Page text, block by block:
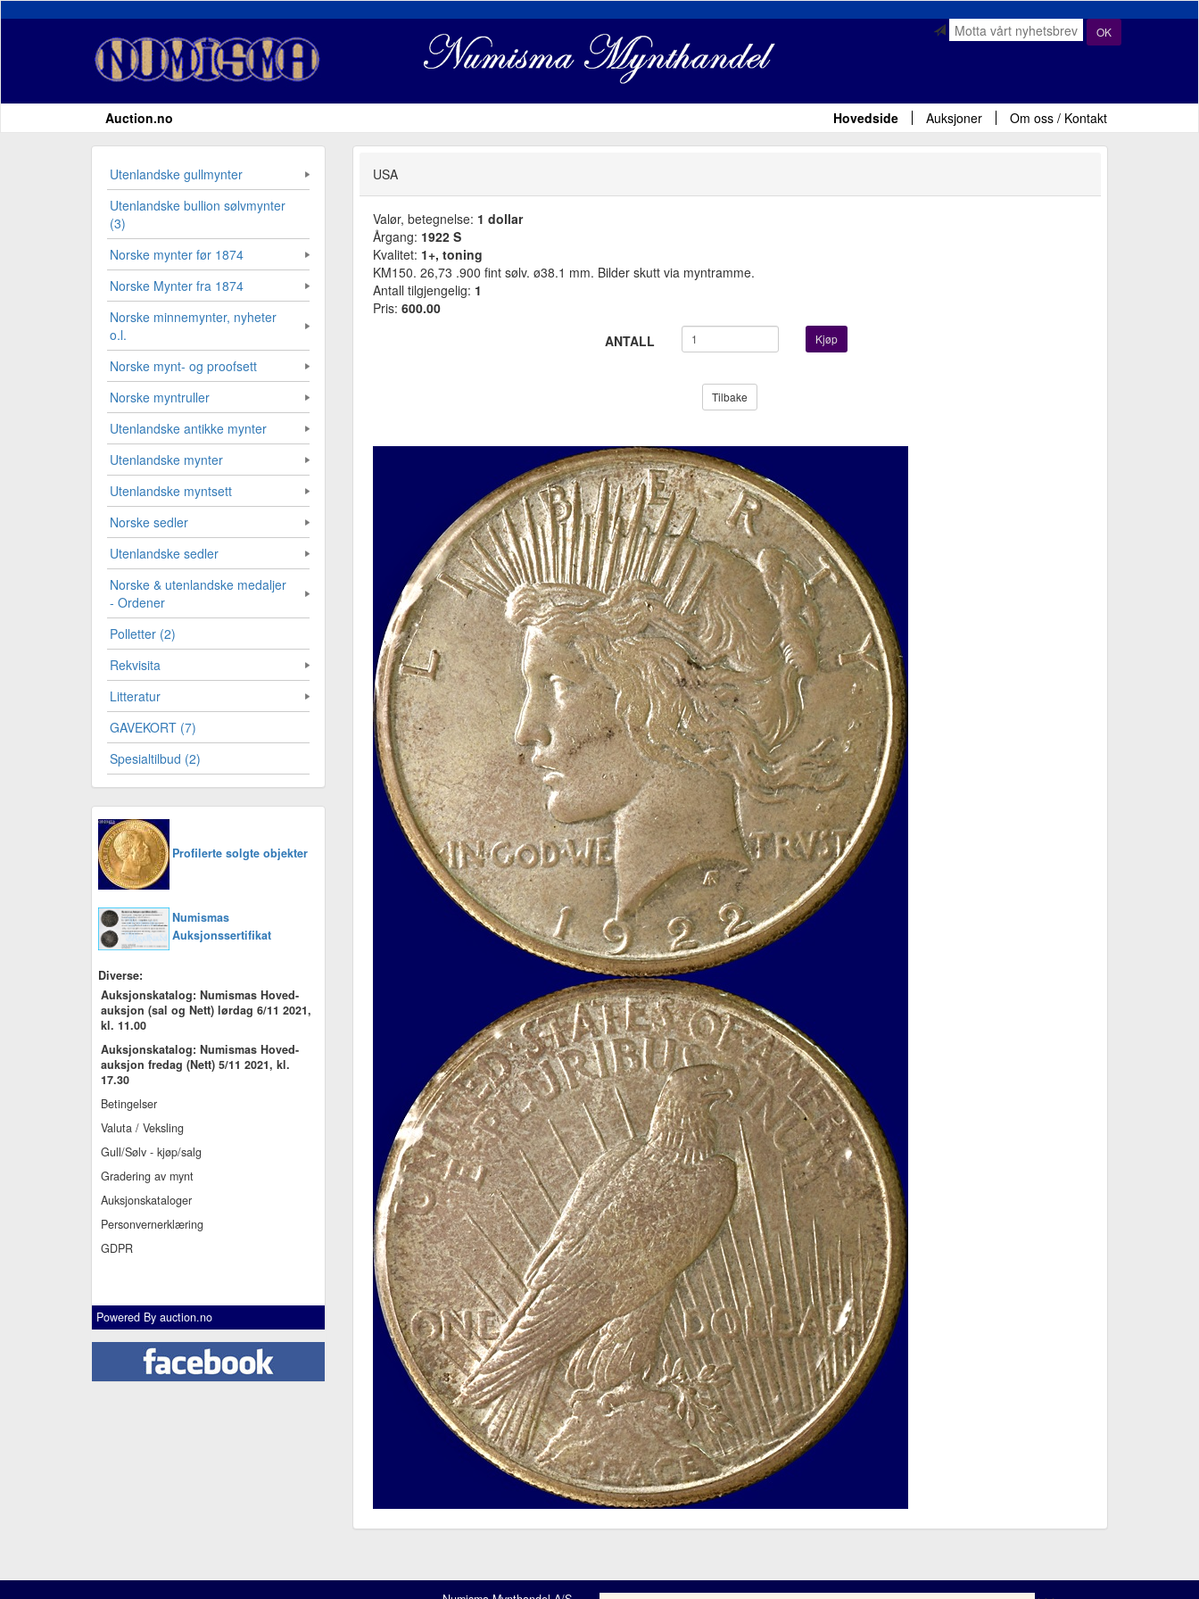
OK
Auction.no Hovedside Auksjoner Om oss / Kontakt
Utenlandske gullmynter
Utenlandske bullion sølvmynter
(3)
Norske mynter før 1874
Norske Mynter fra 1874
Norske minnemynter, nyheter
o.l.
Norske mynt- og proofsett
Norske myntruller
Utenlandske antikke mynter
Utenlandske mynter
Utenlandske myntsett
Norske sedler
Utenlandske sedler
Norske & utenlandske medaljer
- Ordener
Polletter (2)
Rekvisita
Litteratur
GAVEKORT (7)
Spesialtilbud (2)
Profilerte solgte objekter
Numismas
Auksjonssertifikat
Diverse:
Auksjonskatalog: Numismas Hoved-
auksjon (sal og Nett) lørdag 6/11 2021,
kl. 11.00
Auksjonskatalog: Numismas Hoved-
auksjon fredag (Nett) 5/11 2021, kl.
17.30
Betingelser
Valuta / Veksling
Gull/Sølv - kjøp/salg
Gradering av mynt
Auksjonskataloger
Personvernerklæring
GDPR
Powered By auction.no
USA
Valør, betegnelse: 1 dollar
Årgang: 1922 S
Kvalitet: 1+, toning
KM150. 26,73 .900 fint sølv. ø38.1 mm. Bilder skutt via myntramme.
Antall tilgjengelig: 1
Pris: 600.00
ANTALL
Kjøp
Tilbake